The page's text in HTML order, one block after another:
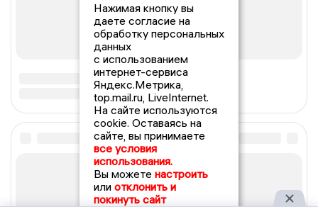
Нажимая кнопку вы
даете согласие на
обработку персональных
данных
с использованием
интернет-сервиса
Яндекс.Метрика,
top.mail.ru, LiveInternet.
На сайте используются
cookie. Оставаясь на
сайте, вы принимаете
все условия
использования.
Вы можете настроить
или отклонить и
покинуть сайт